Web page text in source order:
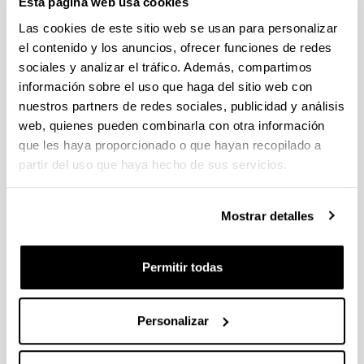
Las cookies de este sitio web se usan para personalizar
el contenido y los anuncios, ofrecer funciones de redes
sociales y analizar el tráfico. Además, compartimos
información sobre el uso que haga del sitio web con
nuestros partners de redes sociales, publicidad y análisis
web, quienes pueden combinarla con otra información
que les haya proporcionado o que hayan recopilado a
partir del uso que haya hecho de sus servicios.
Mostrar detalles
Permitir todas
Personalizar
Los orígenes de una metrópoli
industrial: La Ría de Bilbao.
Volumen I.- Modernización y
mestizaje de la ciudad industrial.
Volumen II.- Las nuevas ciudades:
territorios e infraestructuras
Autoría:
González Portilla, Manuel; Beascoechea Gangoiti,
Arantza; Serrano Abad, Susana y Zarraga Sangroniz,
Libro:
Fundación BBVA / Nerea
Descripción: